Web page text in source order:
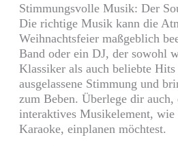
Stimmungsvolle Musik: Der
Die richtige Musik kann die
Weihnachtsfeier maßgeblich
Band oder ein DJ, der sowohl
Klassiker als auch beliebte
ausgelassene Stimmung und
zum Beben. Überlege dir
interaktives Musikelement,
Karaoke, einplanen möchtest.